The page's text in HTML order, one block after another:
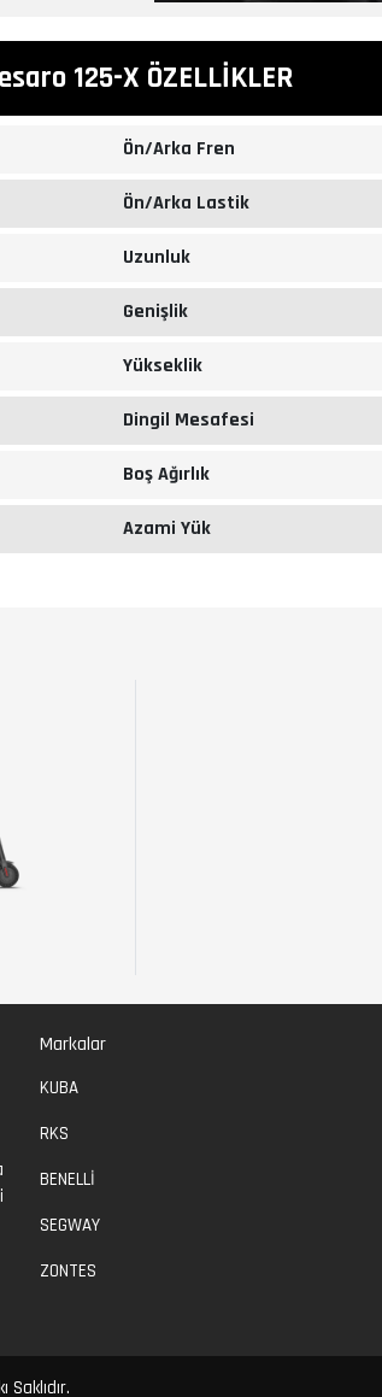
125-X ÖZELLİKLER
Ön/Arka Fren
Ön/Arka Lastik
Uzunluk
Genişlik
Yükseklik
Dingil Mesafesi
Boş Ağırlık
Azami Yük
Markalar
KUBA
RKS
BENELLI
SEGWAY
ZONTES